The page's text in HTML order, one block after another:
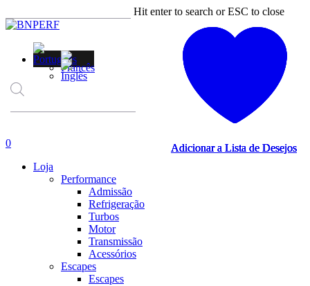
to
content
Hit enter to search or ESC to close
Close
account
0
Loja
Performance
Admissão
Refrigeração
Turbos
Motor
Transmissão
Acessórios
Escapes
Escapes
Adicionar a Lista de Desejos
Adicionar a Lista de Desejos
Adicionar a Lista de Desejos
Adicionar a Lista de Desejos